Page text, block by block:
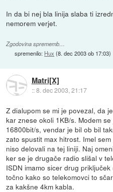
In da bi nej bla linija slaba ti
nemorem verjet.
Zgodovina sprememb…
spremenilo: Hux (8. dec 2003 ob 17:03)
Matri[X]
::8. dec 2003, 21:17
Z dialupom se mi je povezal, da
kar znese okoli 1KB/s. Modem
16800bit/s, vendar je bil ob bil
zato spustit max hitrost. Imel
niso delovali na tej liniji. Naj
ker se je drugače radio slišal v
ISDN imamo sicer drug
točno kako so telekomovci to
za kakšne 4km kabla.